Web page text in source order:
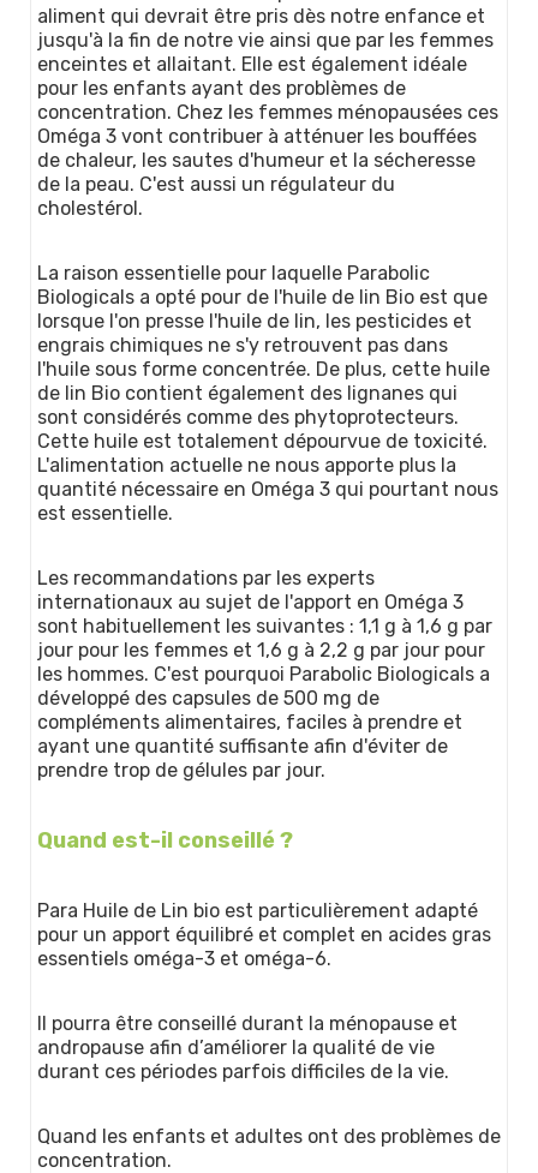
aliment qui devrait être pris dès notre enfance et
jusqu'à la fin de notre vie ainsi que par les femmes
enceintes et allaitant. Elle est également idéale
pour les enfants ayant des problèmes de
concentration. Chez les femmes ménopausées ces
Oméga 3 vont contribuer à atténuer les bouffées
de chaleur, les sautes d'humeur et la sécheresse
de la peau. C'est aussi un régulateur du
cholestérol.
La raison essentielle pour laquelle Parabolic
Biologicals a opté pour de l'huile de lin Bio est que
lorsque l'on presse l'huile de lin, les pesticides et
engrais chimiques ne s'y retrouvent pas dans
l'huile sous forme concentrée. De plus, cette huile
de lin Bio contient également des lignanes qui
sont considérés comme des phytoprotecteurs.
Cette huile est totalement dépourvue de toxicité.
L'alimentation actuelle ne nous apporte plus la
quantité nécessaire en Oméga 3 qui pourtant nous
est essentielle.
Les recommandations par les experts
internationaux au sujet de l'apport en Oméga 3
sont habituellement les suivantes : 1,1 g à 1,6 g par
jour pour les femmes et 1,6 g à 2,2 g par jour pour
les hommes. C'est pourquoi Parabolic Biologicals a
développé des capsules de 500 mg de
compléments alimentaires, faciles à prendre et
ayant une quantité suffisante afin d'éviter de
prendre trop de gélules par jour.
Quand est-il conseillé ?
Para Huile de Lin bio est particulièrement adapté
pour un apport équilibré et complet en acides gras
essentiels oméga-3 et oméga-6.
Il pourra être conseillé durant la ménopause et
andropause afin d’améliorer la qualité de vie
durant ces périodes parfois difficiles de la vie.
Quand les enfants et adultes ont des problèmes de
concentration.